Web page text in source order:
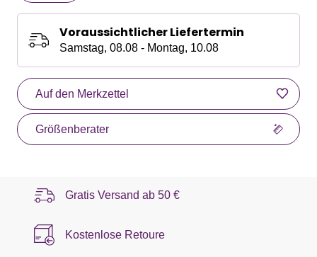
Voraussichtlicher Liefertermin
Samstag, 08.08 - Montag, 10.08
Auf den Merkzettel
Größenberater
Gratis Versand ab 50 €
Kostenlose Retoure